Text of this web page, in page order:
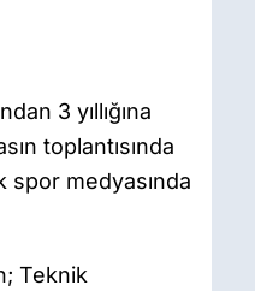
3 yıllığına
toplantısında
spor medyasında
Teknik